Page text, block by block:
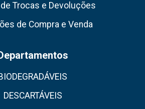
Trocas e Devoluções
de Compra e Venda
DESCARTÁVEIS